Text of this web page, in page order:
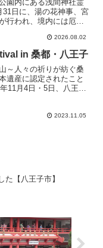
園内にある浅間神社霊
31日に、湯の花神事、宮
行われ、境内には厄除
」と言われている。
2026.08.02
in 桑都・八王子
～人々の祈りが紡ぐ桑
遺産に認定されたこと
11月4日・5日、八王子
、その魅力を国内外に発
2023.11.05
た【八王子市】